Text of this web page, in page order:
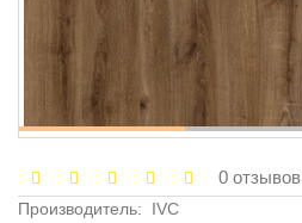
0 отзывов
Производитель:
IVC